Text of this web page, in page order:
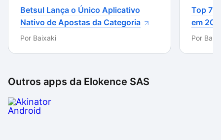
personagens. Em resumo, o Akinator é um jogo
envolvente, desafiador e repleto de magia,
proporcionando horas de diversão e surpresas
encantadoras.
Betsul Lança o Único Aplicativo
Nativo de Apostas da Categoria
Por Baixaki
Top 7
em
Por
Outros apps da Elokence SAS